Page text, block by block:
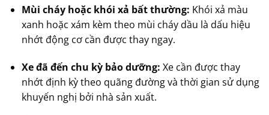
Mùi cháy hoặc khói xả bất thường: Khói xả màu
xanh hoặc xám kèm theo mùi cháy dầu là dấu hiệu
nhớt động cơ cần được thay ngay.
Xe đã đến chu kỳ bảo dưỡng: Xe cần được thay
nhớt định kỳ theo quãng đường và thời gian sử dụng
khuyến nghị bởi nhà sản xuất.